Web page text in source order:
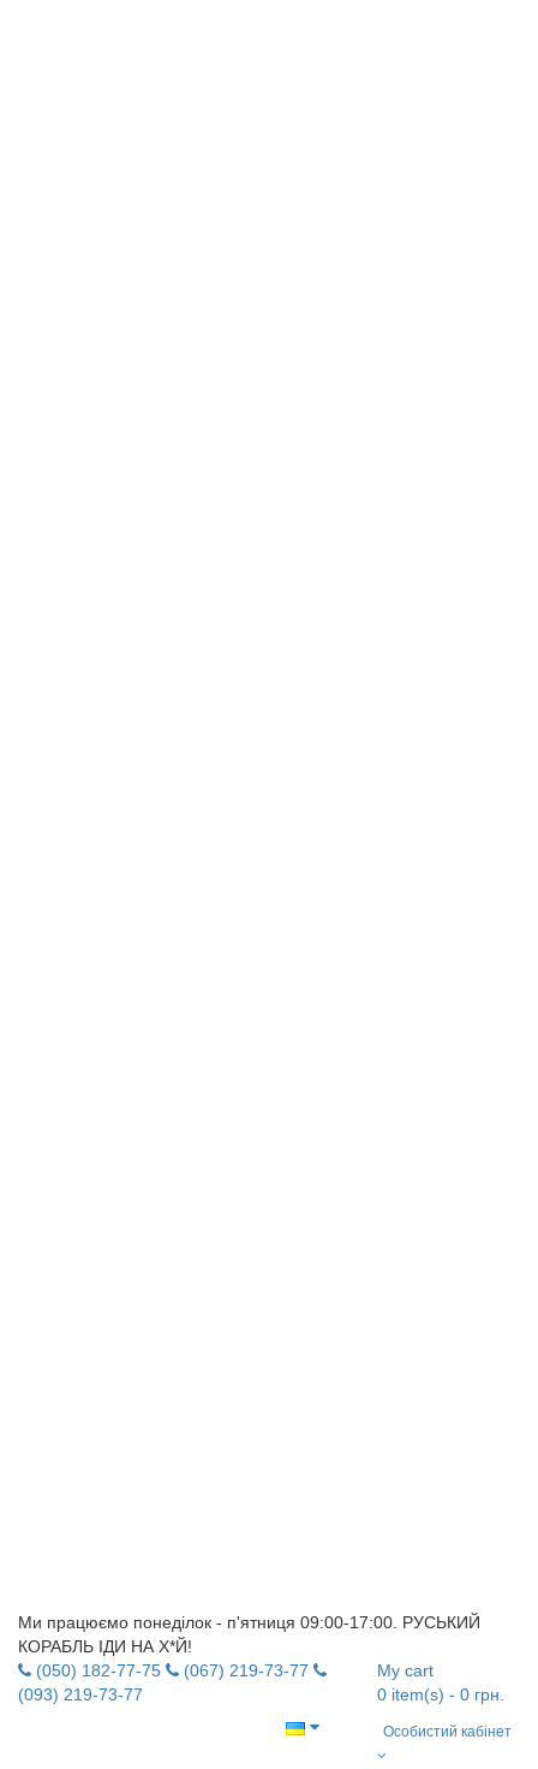
Ми працюємо понеділок - п'ятниця 09:00-17:00. РУСЬКИЙ
КОРАБЛЬ ІДИ НА Х*Й!
(050) 182-77-75
(067) 219-73-77
(093) 219-73-77
My cart
0item(s) - 0 грн.
Особистий кабінет